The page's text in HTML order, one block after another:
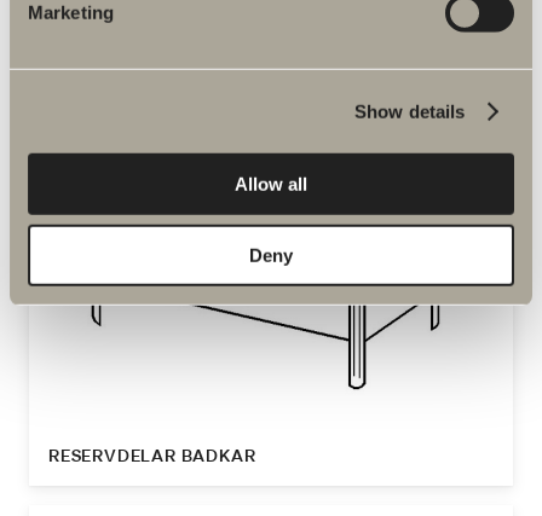
Marketing
Show details
Allow all
Deny
RESERVDELAR BADKAR